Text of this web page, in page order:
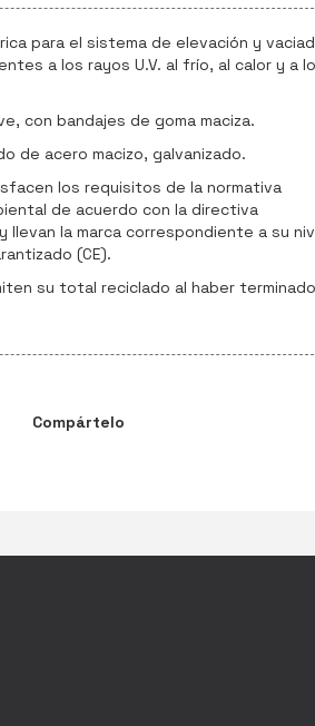
para el sistema de elevación y
a los rayos U.V. al frío, al calor y a
con bandajes de goma maciza.
de acero macizo, galvanizado.
los requisitos de la normativa
de acuerdo con la directiva
llevan la marca correspondiente a su
(CE).
su total reciclado al haber
Compártelo